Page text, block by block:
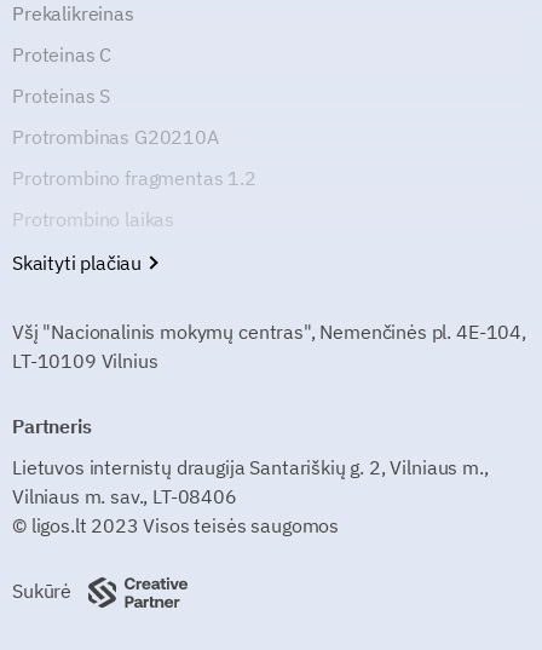
Prekalikreinas
Proteinas C
Proteinas S
Protrombinas G20210A
Protrombino fragmentas 1.2
Protrombino laikas
Skaityti plačiau
Všį "Nacionalinis mokymų centras", Nemenčinės pl. 4E-104,
LT-10109 Vilnius
Partneris
Lietuvos internistų draugija Santariškių g. 2, Vilniaus m.,
Vilniaus m. sav., LT-08406
© ligos.lt 2023 Visos teisės saugomos
Sukūrė